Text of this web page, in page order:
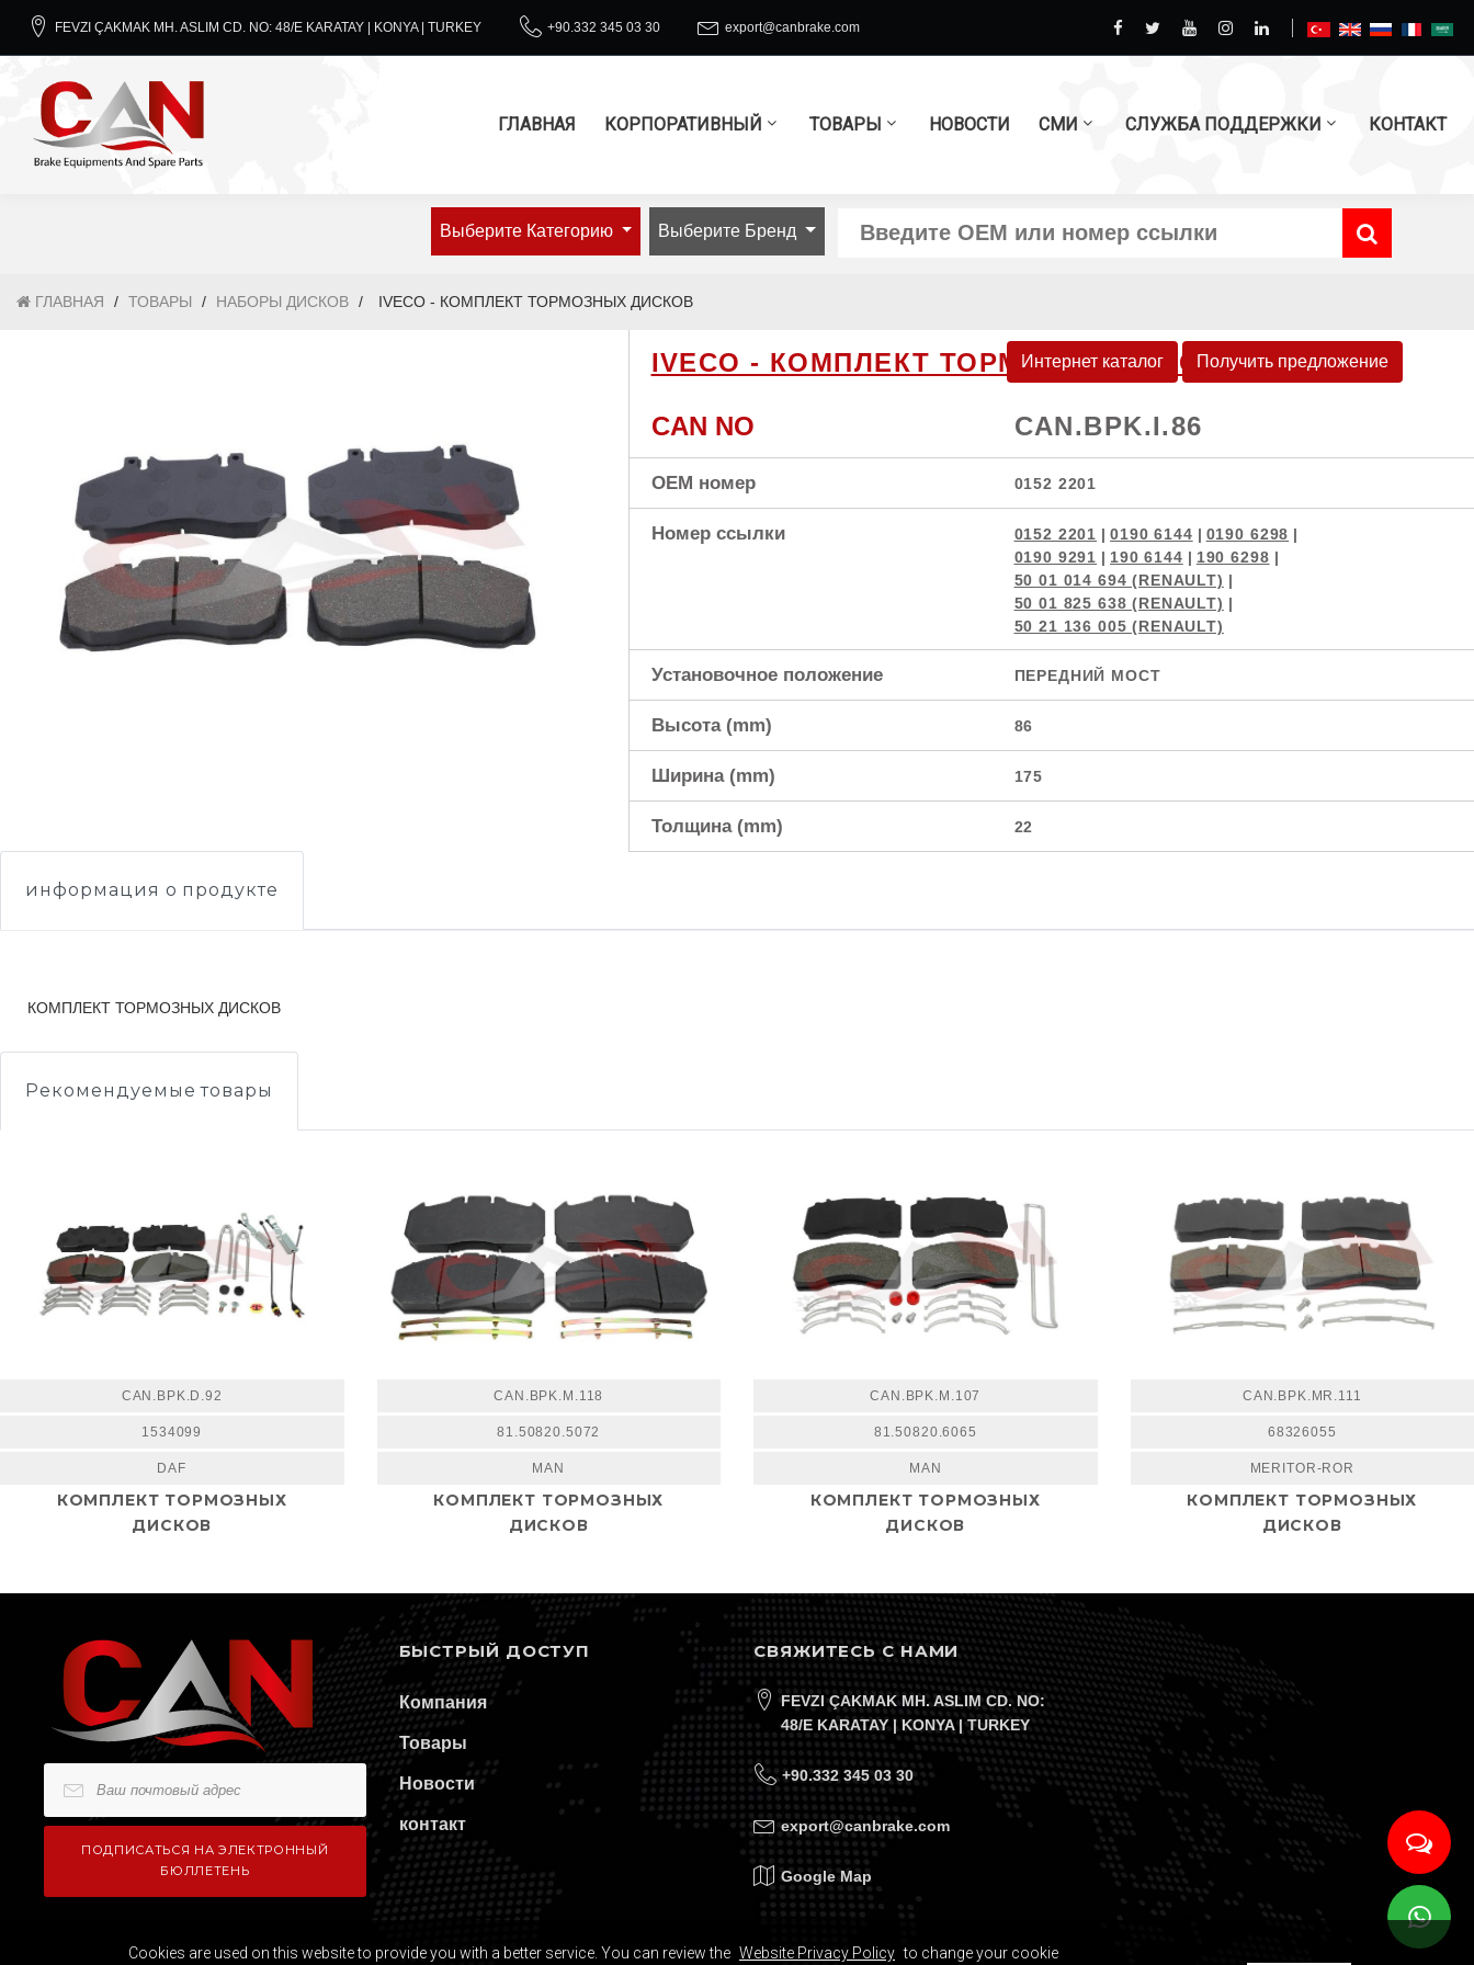
FEVZI ÇAKMAK MH. ASLIM CD. NO: 48/E KARATAY | KONYA | TURKEY +90.332 345 03 30 export@canbrake.com
ГЛАВНАЯ КОРПОРАТИВНЫЙ ТОВАРЫ НОВОСТИ СМИ СЛУЖБА ПОДДЕРЖКИ КОНТАКТ
Выберите Категорию Выберите Бренд
ГЛАВНАЯ / ТОВАРЫ / НАБОРЫ ДИСКОВ / IVECO - КОМПЛЕКТ ТОРМОЗНЫХ ДИСКОВ
Интернет каталог Получить предложение
IVECO - КОМПЛЕКТ ТОРМОЗНЫХ ДИСКОВ
CAN NO CAN.BPK.I.86
OEM номер 0152 2201
Номер ссылки 0152 2201 |0190 6144 | 0190 6298 |
0190 9291 | 190 6144 | 190 6298 |
50 01 014 694 (RENAULT) |
50 01 825 638 (RENAULT) |
50 21 136 005 (RENAULT)
Установочное положение ПЕРЕДНИЙ МОСТ
Высота (mm) 86
Ширина (mm) 175
Толщина (mm) 22
информация о продукте
КОМПЛЕКТ ТОРМОЗНЫХ ДИСКОВ
Рекомендуемые товары
CAN.BPK.D.92
1534099
DAF
КОМПЛЕКТ ТОРМОЗНЫХ
ДИСКОВ
CAN.BPK.M.118
81.50820.5072
MAN
КОМПЛЕКТ ТОРМОЗНЫХ
ДИСКОВ
CAN.BPK.M.107
81.50820.6065
MAN
КОМПЛЕКТ ТОРМОЗНЫХ
ДИСКОВ
CAN.BPK.MR.111
68326055
MERITOR-ROR
КОМПЛЕКТ ТОРМОЗНЫХ
ДИСКОВ
БЫСТРЫЙ ДОСТУП
Компания
Товары
Новости
контакт
СВЯЖИТЕСЬ С НАМИ
FEVZI ÇAKMAK MH. ASLIM CD. NO:
48/E KARATAY | KONYA | TURKEY
+90.332 345 03 30
export@canbrake.com
Google Map
Cookies are used on this website to provide you with a better service. You can review the Website Privacy Policy to change your cookie